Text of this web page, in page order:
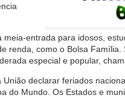
entrada para idosos,
renda, como o Bolsa Família.
especial e popular,
declarar feriados
do Mundo. Os Estados e